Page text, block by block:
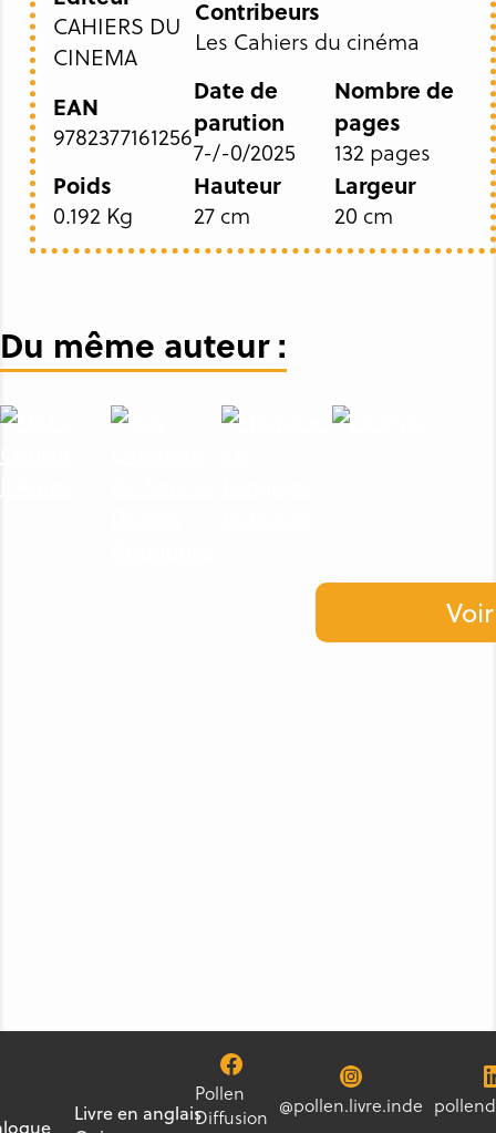
CAHIERS DU
CINEMA
Contribeurs
Les Cahiers du cinéma
EAN
9782377161256
Date de
parution
7-/-0/2025
Nombre de
pages
132 pages
Poids
0.192 Kg
Hauteur
27 cm
Largeur
20 cm
Du même auteur :
Livre en anglais
Pollen
Diffusion @pollen.livre.inde